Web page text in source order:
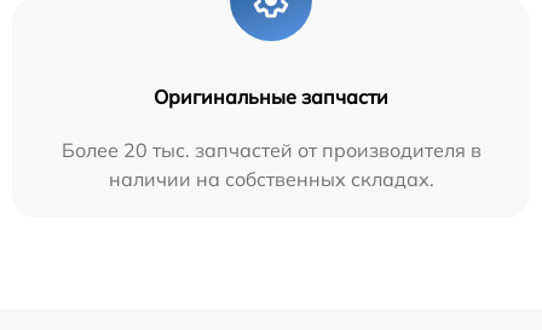
Оригинальные запчасти
Более 20 тыс. запчастей от производителя в
наличии на собственных складах.